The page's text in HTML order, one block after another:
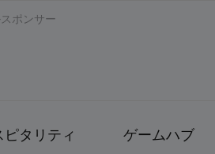
ポンサー
タリティ ゲームハブ